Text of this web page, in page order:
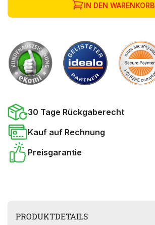
IN DEN WARENKORB
30 Tage Rückgaberecht
Kauf auf Rechnung
Preisgarantie
PRODUKTDETAILS